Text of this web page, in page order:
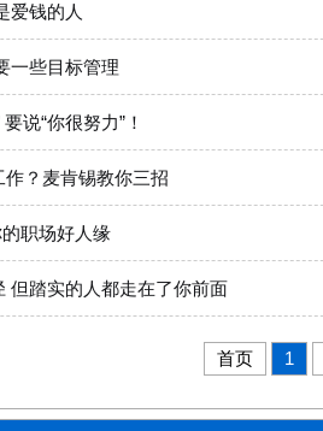
爱钱的人
一些目标管理
说“你很努力”！
？麦肯锡教你三招
职场好人缘
但踏实的人都走在了你前面
首页 1